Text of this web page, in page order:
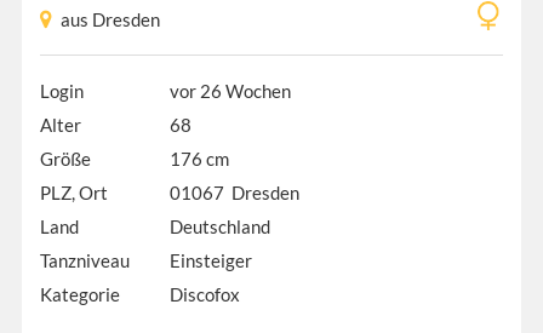
aus Dresden
Login
vor 26 Wochen
Alter
68
Größe
176 cm
PLZ, Ort
01067 Dresden
Land
Deutschland
Tanzniveau
Einsteiger
Kategorie
Discofox